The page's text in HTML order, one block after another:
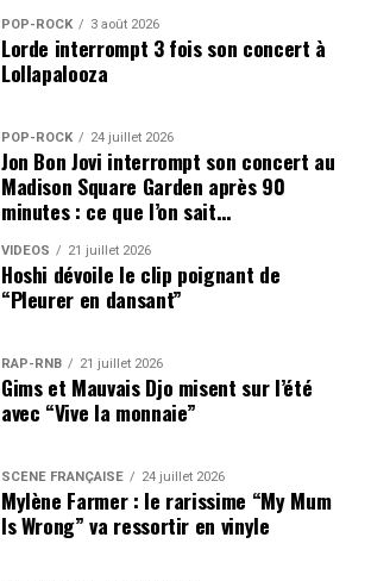
POP-ROCK 3 août 2026
Lorde interrompt 3 fois son concert à
Lollapalooza
POP-ROCK 24 juillet 2026
Jon Bon Jovi interrompt son concert au
Madison Square Garden après 90
minutes : ce que l’on sait…
VIDEOS 21 juillet 2026
Hoshi dévoile le clip poignant de
“Pleurer en dansant”
RAP-RNB 21 juillet 2026
Gims et Mauvais Djo misent sur l’été
avec “Vive la monnaie”
SCÈNE FRANÇAISE 24 juillet 2026
Mylène Farmer : le rarissime “My Mum
Is Wrong” va ressortir en vinyle